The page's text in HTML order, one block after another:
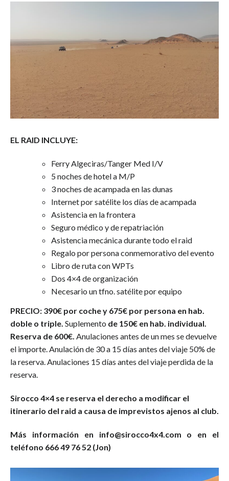
EL RAID INCLUYE:
Ferry Algeciras/Tanger Med I/V
5 noches de hotel a M/P
3 noches de acampada en las dunas
Internet por satélite los días de acampada
Asistencia en la frontera
Seguro médico y de repatriación
Asistencia mecánica durante todo el raid
Regalo por persona conmemorativo del evento
Libro de ruta con WPTs
Dos 4×4 de organización
Necesario un tfno. satélite por equipo
PRECIO: 390€ por coche y 675€ por persona en hab.
doble o triple. Suplemento de 150€ en hab. individual.
Reserva de 600€. Anulaciones antes de un mes se devuelve
el importe. Anulación de 30 a 15 días antes del viaje 50% de
la reserva. Anulaciones 15 días antes del viaje perdida de la
reserva.
Sirocco 4×4 se reserva el derecho a modificar el
itinerario del raid a causa de imprevistos ajenos al club.
Más información en info@sirocco4x4.com o en el
teléfono 666 49 76 52 (Jon)